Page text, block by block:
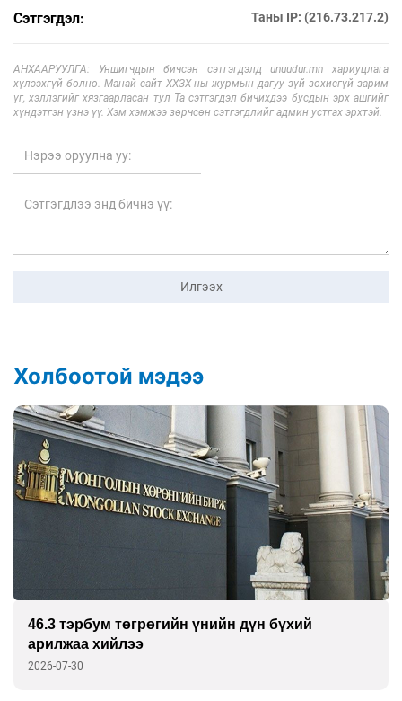
Сэтгэгдэл: Таны IP: (216.73.217.2)
АНХААРУУЛГА: Уншигчдын бичсэн сэтгэгдэлд unuudur.mn хариуцлага
хүлээхгүй болно. Манай сайт ХХЗХ-ны журмын дагуу зүй зохисгүй зарим
үг, хэллэгийг хязгаарласан тул Та сэтгэгдэл бичихдээ бусдын эрх ашгийг
хүндэтгэн үзнэ үү. Хэм хэмжээ зөрчсөн сэтгэгдлийг админ устгах эрхтэй.
Илгээх
Холбоотой мэдээ
46.3 тэрбум төгрөгийн үнийн дүн бүхий
арилжаа хийлээ
2026-07-30